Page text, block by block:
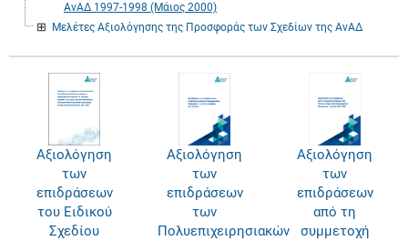
ΑνΑΔ 1997-1998 (Μάιος 2000)
Μελέτες Αξιολόγησης της Προσφοράς των Σχεδίων της ΑνΑΔ
Αξιολόγηση
των
επιδράσεων
του Ειδικού
Σχεδίου
Αξιολόγηση
των
επιδράσεων
των
Πολυεπιχειρησιακών
Αξιολόγηση
των
επιδράσεων
από τη
συμμετοχή